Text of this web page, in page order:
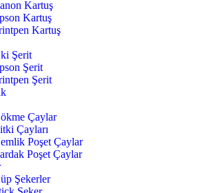
Kartuş
Kartuş
Kartuş
Şerit
Şerit
Şerit
Çaylar
Çayları
Poşet Çaylar
Poşet Çaylar
Şekerler